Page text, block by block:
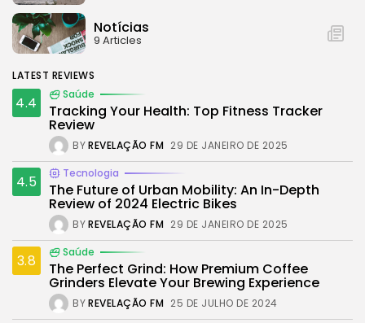
Notícias
9 Articles
LATEST REVIEWS
4.4 Saúde
Tracking Your Health: Top Fitness Tracker
Review
BYREVELAÇÃO FM 29 DE JANEIRO DE 2025
4.5 Tecnologia
The Future of Urban Mobility: An In-Depth
Review of 2024 Electric Bikes
BYREVELAÇÃO FM 29 DE JANEIRO DE 2025
3.8 Saúde
The Perfect Grind: How Premium Coffee
Grinders Elevate Your Brewing Experience
BYREVELAÇÃO FM 25 DE JULHO DE 2024